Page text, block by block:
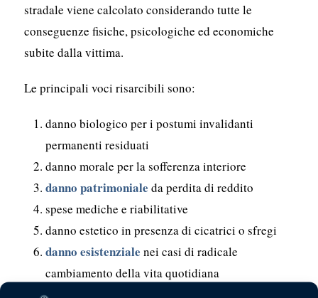
stradale viene calcolato considerando tutte le
conseguenze fisiche, psicologiche ed economiche
subite dalla vittima.
Le principali voci risarcibili sono:
danno biologico per i postumi invalidanti
permanenti residuati
danno morale per la sofferenza interiore
danno patrimoniale da perdita di reddito
spese mediche e riabilitative
danno estetico in presenza di cicatrici o sfregi
danno esistenziale nei casi di radicale
cambiamento della vita quotidiana